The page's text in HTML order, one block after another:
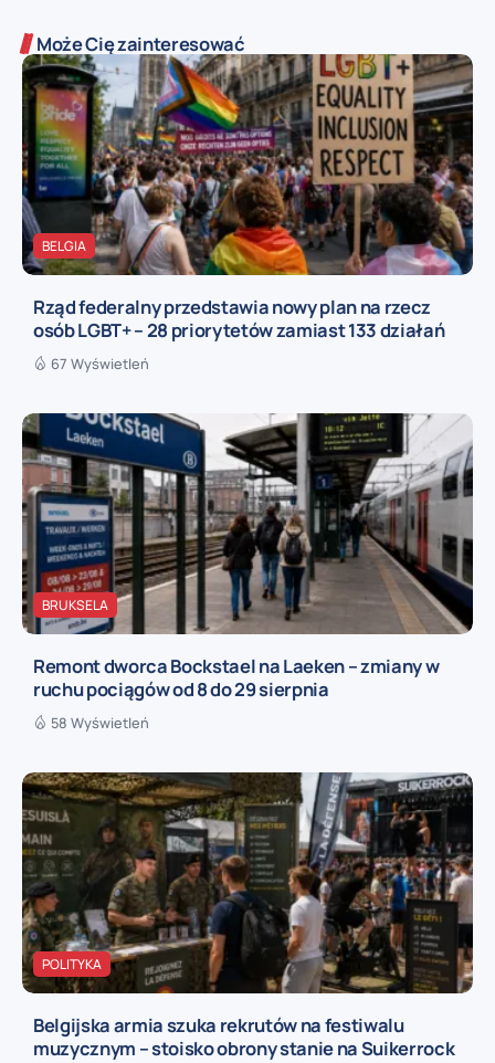
Może Cię zainteresować
BELGIA
Rząd federalny przedstawia nowy plan na rzecz
osób LGBT+ – 28 priorytetów zamiast 133 działań
67 Wyświetleń
BRUKSELA
Remont dworca Bockstael na Laeken – zmiany w
ruchu pociągów od 8 do 29 sierpnia
58 Wyświetleń
POLITYKA
Belgijska armia szuka rekrutów na festiwalu
muzycznym – stoisko obrony stanie na Suikerrock